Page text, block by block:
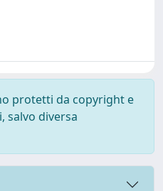
protetti da copyright e
salvo diversa